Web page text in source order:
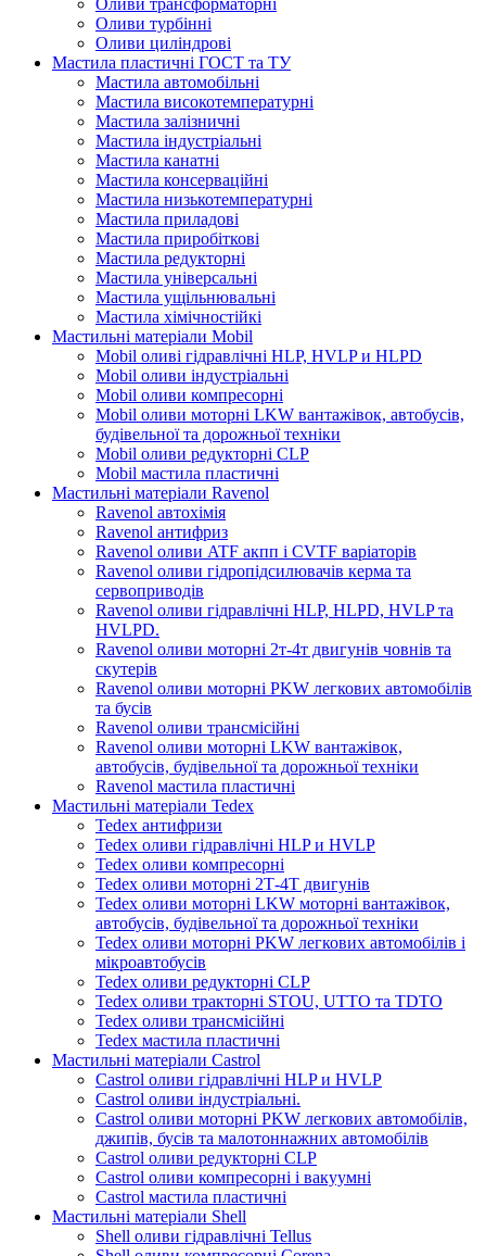
Оливи трансформаторні
Оливи турбінні
Оливи циліндрові
Мастила пластичні ГОСТ та ТУ
Мастила автомобільні
Мастила високотемпературні
Мастила залізничні
Мастила індустріальні
Мастила канатні
Мастила консерваційні
Мастила низькотемпературні
Мастила приладові
Мастила приробіткові
Мастила редукторні
Мастила універсальні
Мастила ущільнювальні
Мастила хімічностійкі
Мастильні матеріали Mobil
Mobil оливі гідравлічні HLP, HVLP и HLPD
Mobil оливи індустріальні
Mobil оливи компресорні
Mobil оливи моторні LKW вантажівок, автобусів,
будівельної та дорожньої техніки
Mobil оливи редукторні CLP
Mobil мастила пластичні
Мастильні матеріали Ravenol
Ravenol автохімія
Ravenol антифриз
Ravenol оливи ATF акпп і CVTF варіаторів
Ravenol оливи гідропідсилювачів керма та
сервоприводів
Ravenol оливи гідравлічні HLP, HLPD, HVLP та
HVLPD.
Ravenol оливи моторні 2т-4т двигунів човнів та
скутерів
Ravenol оливи моторні PKW легкових автомобілів
та бусів
Ravenol оливи трансмісійні
Ravenol оливи моторні LKW вантажівок,
автобусів, будівельної та дорожньої техніки
Ravenol мастила пластичні
Мастильні матеріали Tedex
Tedex антифризи
Tedex оливи гідравлічні HLP и HVLP
Tedex оливи компресорні
Tedex оливи моторні 2Т-4Т двигунів
Tedex оливи моторні LKW моторні вантажівок,
автобусів, будівельної та дорожньої техніки
Tedex оливи моторні PKW легкових автомобілів і
мікроавтобусів
Tedex оливи редукторні CLP
Tedex оливи тракторні STOU, UTTO та TDTO
Tedex оливи трансмісійні
Tedex мастила пластичні
Мастильні матеріали Castrol
Castrol оливи гідравлічні HLP и HVLP
Castrol оливи індустріальні.
Castrol оливи моторні PKW легкових автомобілів,
джипів, бусів та малотоннажних автомобілів
Castrol оливи редукторні CLP
Castrol оливи компресорні і вакуумні
Castrol мастила пластичні
Мастильні матеріали Shell
Shell оливи гідравлічні Tellus